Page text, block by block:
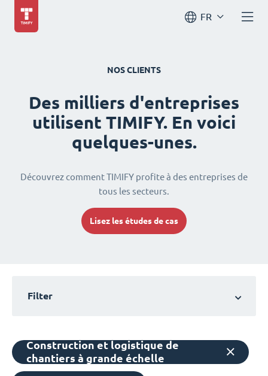
FR
NOS CLIENTS
Des milliers d'entreprises
utilisent TIMIFY. En voici
quelques-unes.
Découvrez comment TIMIFY profite à des entreprises de
tous les secteurs.
Lisez les études de cas
Filter
Construction et logistique de
chantiers à grande échelle